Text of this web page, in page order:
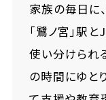
家族の毎日に
「鷺ノ宮」駅
使い分けられ
の時間にゆと